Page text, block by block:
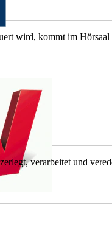
wird, kommt im
verarbeitet und